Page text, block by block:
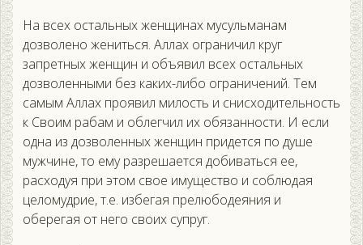
На всех остальных женщинах мусульманам
дозволено жениться. Аллах ограничил круг
запретных женщин и объявил всех остальных
дозволенными без каких-либо ограничений. Тем
самым Аллах проявил милость и снисходительность
к Своим рабам и облегчил их обязанности. И если
одна из дозволенных женщин придется по душе
мужчине, то ему разрешается добиваться ее,
расходуя при этом свое имущество и соблюдая
целомудрие, т.е. избегая прелюбодеяния и
оберегая от него своих супруг.